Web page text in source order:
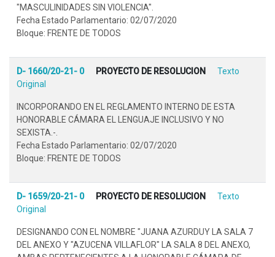
"MASCULINIDADES SIN VIOLENCIA".
Fecha Estado Parlamentario: 02/07/2020
Bloque: FRENTE DE TODOS
D- 1660/20-21- 0 PROYECTO DE RESOLUCION
Texto
Original
INCORPORANDO EN EL REGLAMENTO INTERNO DE ESTA
HONORABLE CÁMARA EL LENGUAJE INCLUSIVO Y NO
SEXISTA.-.
Fecha Estado Parlamentario: 02/07/2020
Bloque: FRENTE DE TODOS
D- 1659/20-21- 0 PROYECTO DE RESOLUCION
Texto
Original
DESIGNANDO CON EL NOMBRE "JUANA AZURDUY LA SALA 7
DEL ANEXO Y "AZUCENA VILLAFLOR" LA SALA 8 DEL ANEXO,